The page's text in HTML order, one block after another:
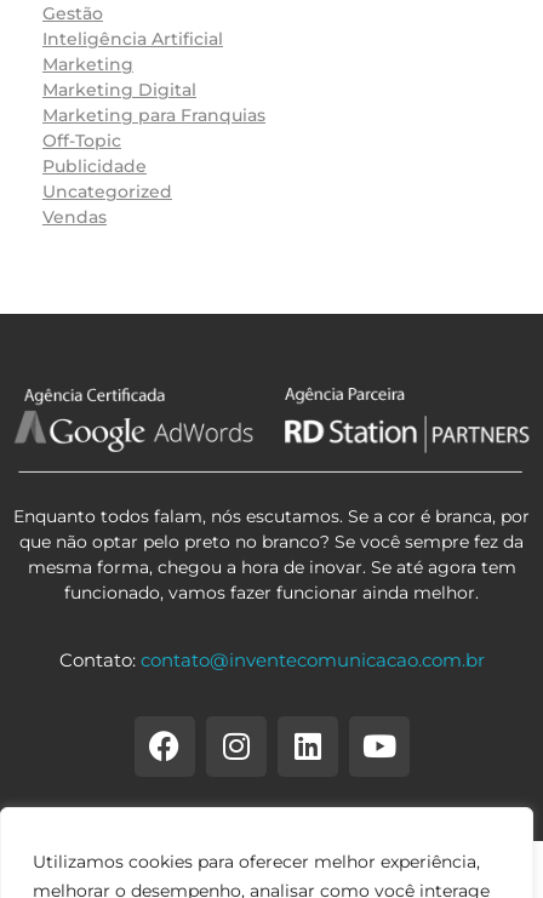
Utilizamos cookies para oferecer melhor experiência,
melhorar o desempenho, analisar como você interage
Gestão
Inteligência Artificial
Marketing
Marketing Digital
Marketing para Franquias
Off-Topic
Publicidade
Uncategorized
Vendas
Enquanto todos falam, nós escutamos. Se a cor é branca, por
que não optar pelo preto no branco? Se você sempre fez da
mesma forma, chegou a hora de inovar. Se até agora tem
funcionado, vamos fazer funcionar ainda melhor.
Contato: contato@inventecomunicacao.com.br